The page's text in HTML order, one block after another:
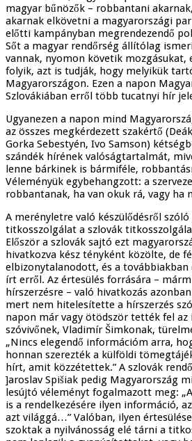
magyar bűnözők – robbantani
akarnak elkövetni a magyarországi
előtti kampányban megrendezendő
Sőt a magyar rendőrség állítólag
vannak, nyomon követik mozgásukat,
folyik, azt is tudják, hogy melyikük
Magyarországon. Ezen a napon
Szlovákiában erről több tucatnyi hír
Ugyanezen a napon mind
az összes megkérdezett szakértő
Gorka Sebestyén, Ivo Samson)
szándék hírének valóságtartalmát,
lenne bárkinek is bármiféle,
Véleményük egybehangzott: a
robbantanak, ha van okuk rá, vagy ha
A merényletre való készülődésről
titkosszolgálat a szlovák
Először a szlovák sajtó ezt
hivatkozva kész tényként közölte, de
elbizonytalanodott, és a
írt erről. Az értesülés forrására –
hírszerzésre – való hivatkozás
mert nem hitelesítette a hírszerzés
napon már vagy ötödször tették fel az
szóvivőnek, Vladimír Šimkonak,
„Nincs elegendő információm arra,
honnan szerezték a külföldi
hírt, amit közzétettek.” A szlovák
]aroslav Spišiak pedig Magyarország
lesújtó véleményt fogalmazott meg:
is a rendelkezésére ilyen információ,
azt világgá…” Valóban, ilyen
szoktak a nyilvánosság elé tárni a